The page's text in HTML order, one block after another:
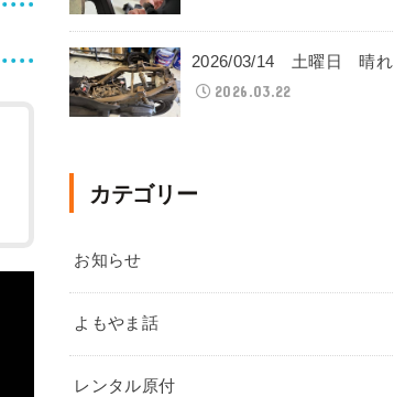
2026/03/14 土曜日 晴れ
2026.03.22
カテゴリー
お知らせ
よもやま話
レンタル原付